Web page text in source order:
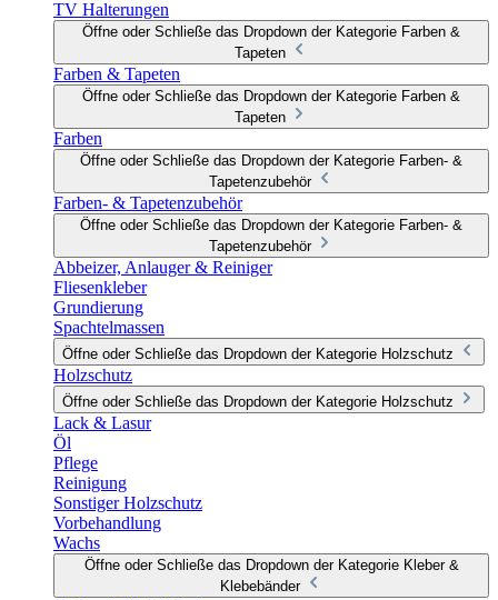
TV Halterungen
Öffne oder Schließe das Dropdown der Kategorie Farben &
Tapeten
Farben & Tapeten
Öffne oder Schließe das Dropdown der Kategorie Farben &
Tapeten
Farben
Öffne oder Schließe das Dropdown der Kategorie Farben- &
Tapetenzubehör
Farben- & Tapetenzubehör
Öffne oder Schließe das Dropdown der Kategorie Farben- &
Tapetenzubehör
Abbeizer, Anlauger & Reiniger
Fliesenkleber
Grundierung
Spachtelmassen
Öffne oder Schließe das Dropdown der Kategorie Holzschutz
Holzschutz
Öffne oder Schließe das Dropdown der Kategorie Holzschutz
Lack & Lasur
Öl
Pflege
Reinigung
Sonstiger Holzschutz
Vorbehandlung
Wachs
Öffne oder Schließe das Dropdown der Kategorie Kleber &
Klebebänder